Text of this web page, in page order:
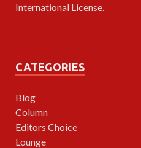
International License.
CATEGORIES
Blog
Column
Editors Choice
Lounge